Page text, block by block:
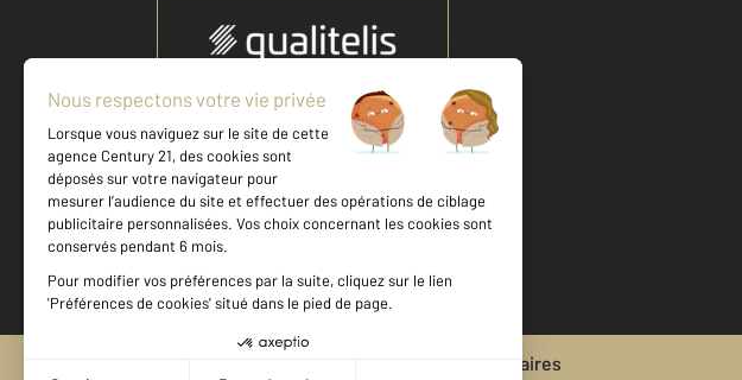
Votre agence est notée
Achat
Vente
8,6/10
Location
9,1/10
Mentions légales & CGU et Barèmes d'honoraires